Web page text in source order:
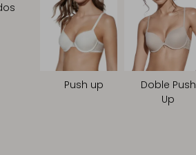
Push up
Doble Push
Up